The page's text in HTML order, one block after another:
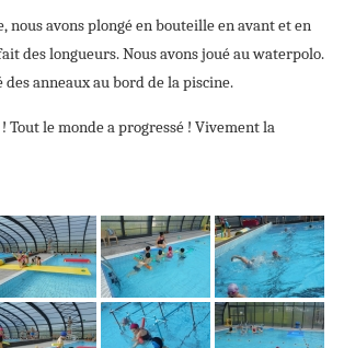
nous avons plongé en bouteille en avant et en
des longueurs. Nous avons joué au waterpolo.
des anneaux au bord de la piscine.
Tout le monde a progressé ! Vivement la